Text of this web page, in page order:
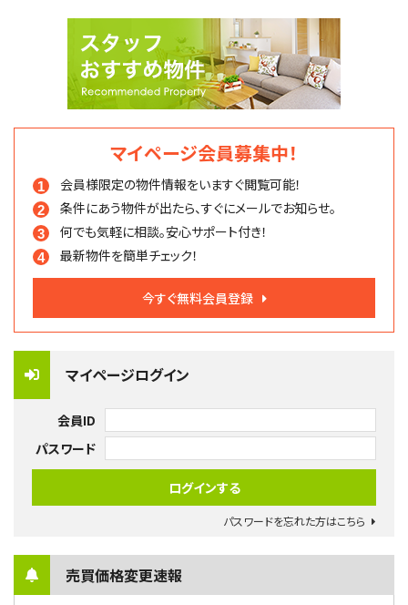
マイページ会員募集中！
会員様限定の物件情報をいますぐ閲覧可能！
条件にあう物件が出たら、すぐにメールでお知らせ。
何でも気軽に相談。安心サポート付き！
最新物件を簡単チェック！
今すぐ無料会員登録
マイページログイン
会員ID
パスワード
パスワードを忘れた方はこちら
売買価格変更速報